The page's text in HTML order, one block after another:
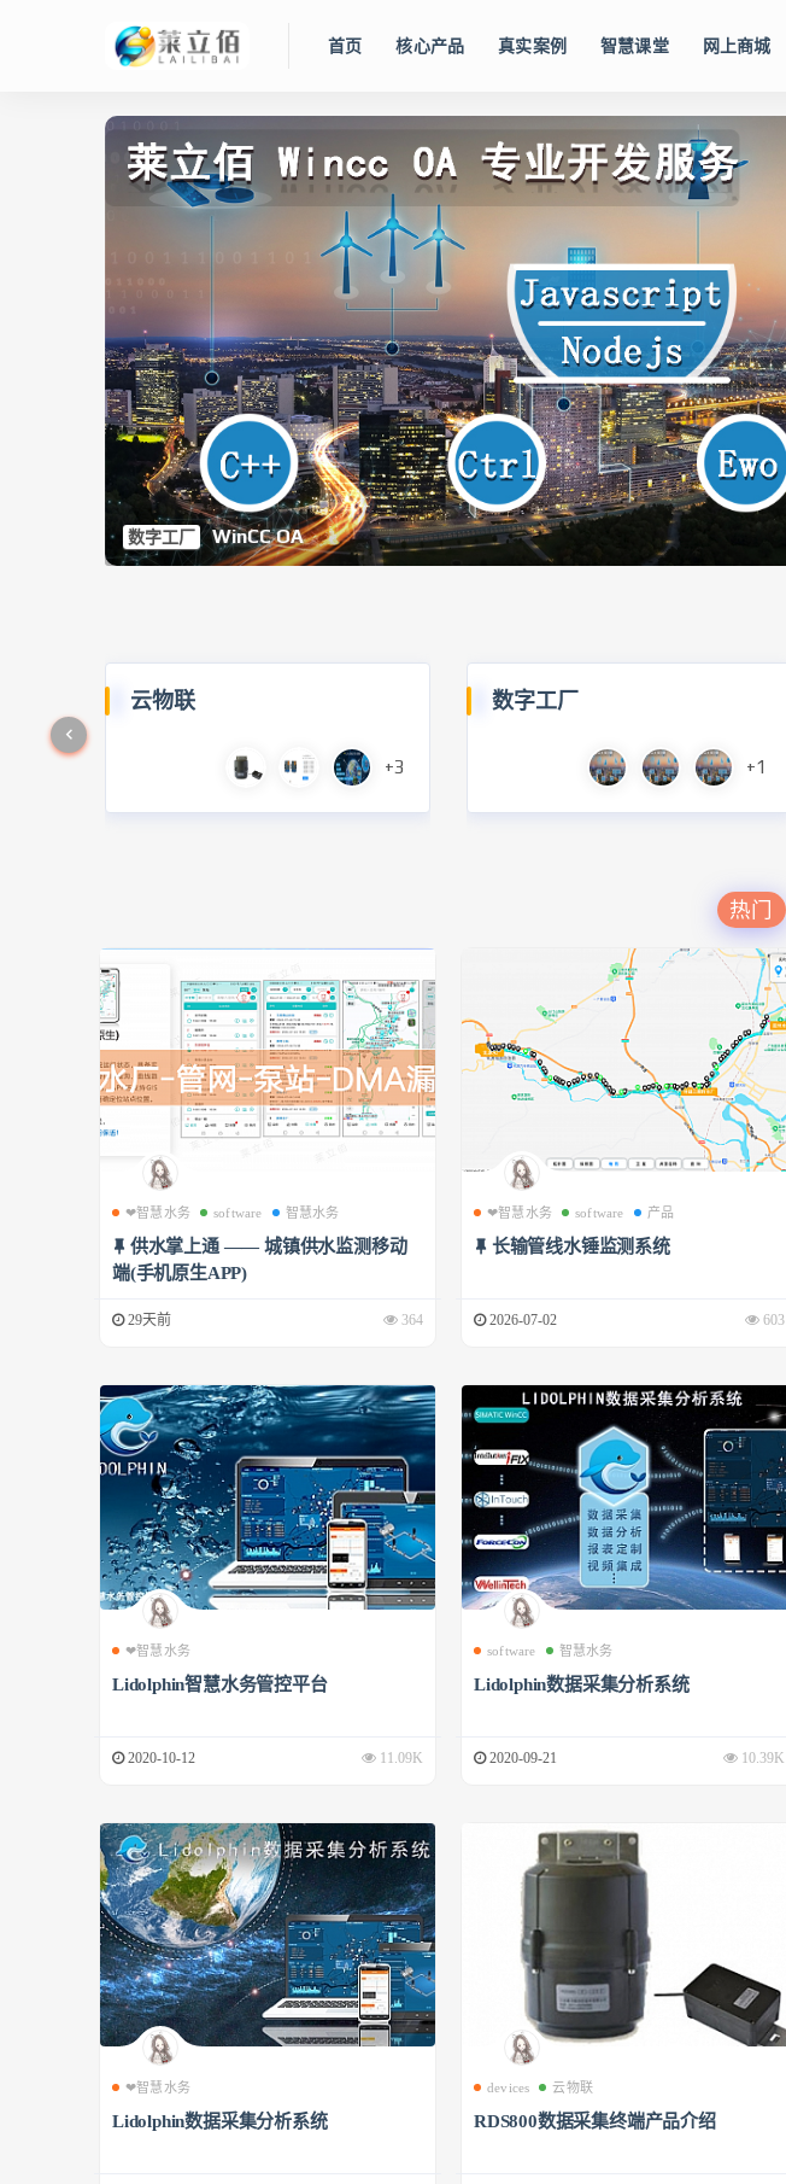
首页 核心产品 真实案例 智慧课堂 网上商城
Lidolphin 智慧水务管控平台
云物联
+3
数字工厂
+1
热门
❤智慧水务 software 智慧水务
供水掌上通 —— 城镇供水监测移动
端(手机原生APP)
29天前 364
❤智慧水务 software 产品
长输管线水锤监测系统
2026-07-02 603
❤智慧水务
Lidolphin智慧水务管控平台
2020-10-12 11.09K
software 智慧水务
Lidolphin数据采集分析系统
2020-09-21 10.39K
❤智慧水务
Lidolphin数据采集分析系统
devices 云物联
RDS800数据采集终端产品介绍